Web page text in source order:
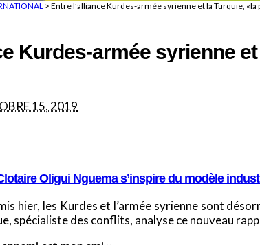
> Entre l’alliance Kurdes-armée syrienne et la Turquie, «la
Kurdes-armée syrienne
15, 2019
Oligui Nguema s’inspire du modèle
hier, les Kurdes et l’armée syrienne sont
spécialiste des conflits, analyse ce nouveau